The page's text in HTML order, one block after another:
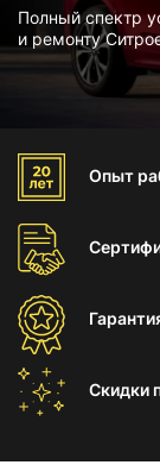
Полный спектр
и ремонту
Опыт
Скидки